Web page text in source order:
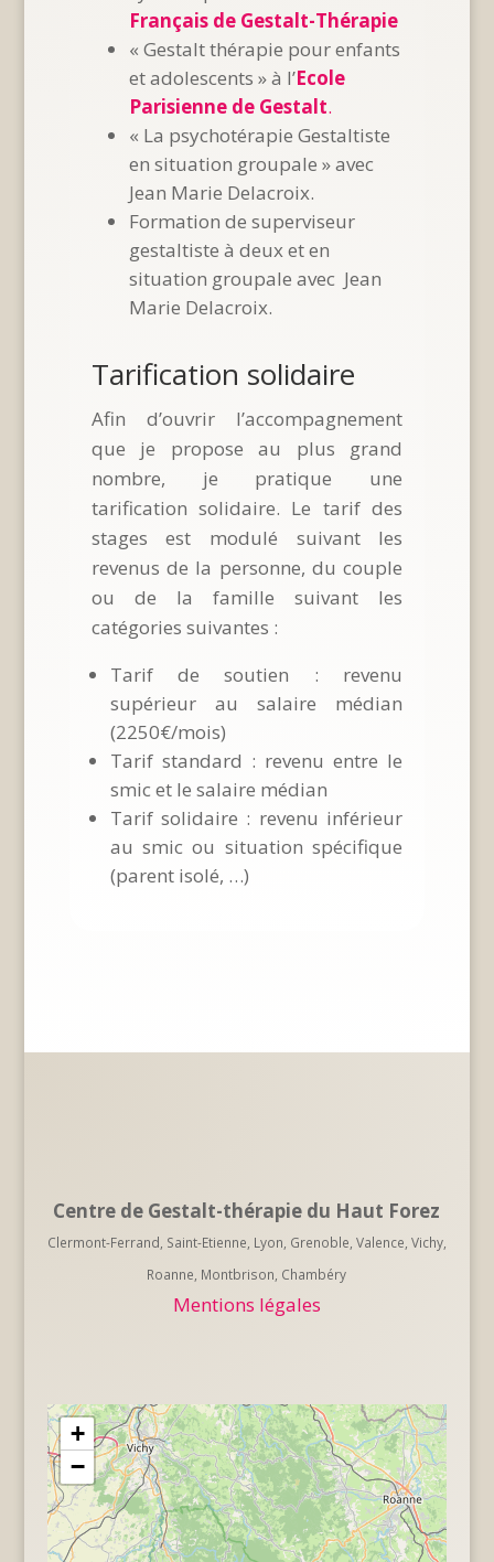
Français de Gestalt-Thérapie
« Gestalt thérapie pour enfants
et adolescents » à l’Ecole
Parisienne de Gestalt.
« La psychotérapie Gestaltiste
en situation groupale » avec
Jean Marie Delacroix.
Formation de superviseur
gestaltiste à deux et en
situation groupale avec Jean
Marie Delacroix.
Tarification solidaire
Afin d’ouvrir l’accompagnement
que je propose au plus grand
nombre, je pratique une
tarification solidaire. Le tarif des
stages est modulé suivant les
revenus de la personne, du couple
ou de la famille suivant les
catégories suivantes :
Tarif de soutien : revenu
supérieur au salaire médian
(2250€/mois)
Tarif standard : revenu entre le
smic et le salaire médian
Tarif solidaire : revenu inférieur
au smic ou situation spécifique
(parent isolé, …)
Centre de Gestalt-thérapie du Haut Forez
Clermont-Ferrand, Saint-Etienne, Lyon, Grenoble, Valence, Vichy,
Roanne, Montbrison, Chambéry
Mentions légales
+
−